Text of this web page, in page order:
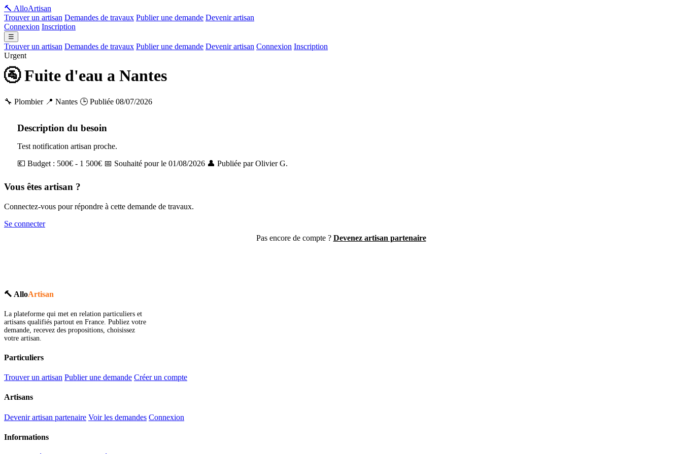
🔨 AlloArtisan
Trouver un artisan Demandes de travaux Publier une demande Devenir artisan
Connexion Inscription
☰
Trouver un artisan Demandes de travaux Publier une demande Devenir artisan Connexion Inscription
Urgent
🚰 Fuite d'eau a Nantes
🔧 Plombier 📍 Nantes 🕒 Publiée 08/07/2026
Description du besoin
Test notification artisan proche.
💶 Budget : 500€ - 1 500€ 📅 Souhaité pour le 01/08/2026 👤 Publiée par Olivier G.
Vous êtes artisan ?
Connectez-vous pour répondre à cette demande de travaux.
Se connecter
Pas encore de compte ? Devenez artisan partenaire
🔨 AlloArtisan
La plateforme qui met en relation particuliers et
artisans qualifiés partout en France. Publiez votre
demande, recevez des propositions, choisissez
votre artisan.
Particuliers
Trouver un artisan Publier une demande Créer un compte
Artisans
Devenir artisan partenaire Voir les demandes Connexion
Informations